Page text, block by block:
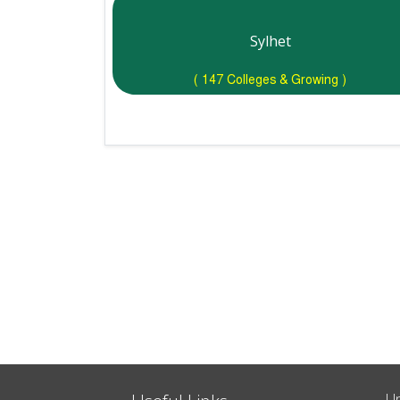
Sylhet
( 147 Colleges & Growing )